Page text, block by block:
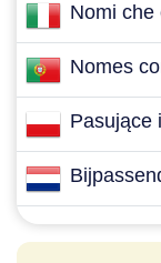
Nomi che
Nomes
Pasujące